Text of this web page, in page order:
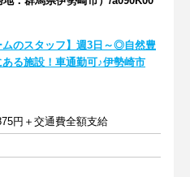
ムのスタッフ】週3日～◎自然豊
る施設！車通勤可♪伊勢崎市
円＋交通費全額支給